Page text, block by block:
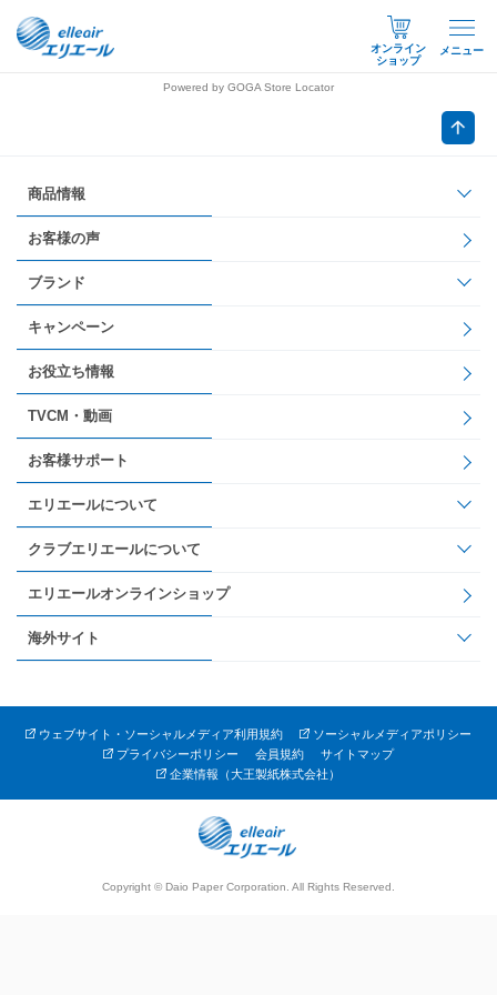
オンライン
ショップ
メニュー
Powered by GOGA Store Locator
商品情報
お客様の声
ブランド
キャンペーン
お役立ち情報
TVCM・動画
お客様サポート
エリエールについて
クラブエリエールについて
エリエールオンラインショップ
海外サイト
ウェブサイト・ソーシャルメディア利用規約
ソーシャルメディアポリシー
プライバシーポリシー
会員規約
サイトマップ
企業情報（大王製紙株式会社）
Copyright © Daio Paper Corporation. All Rights Reserved.